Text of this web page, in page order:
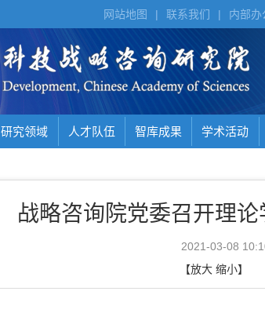
内部办
|
联系我们
|
网站地图
研究领域 人才队伍 智库成果 学术活动
战略咨询院党委召开理
2021-03-08
【放大 缩小】